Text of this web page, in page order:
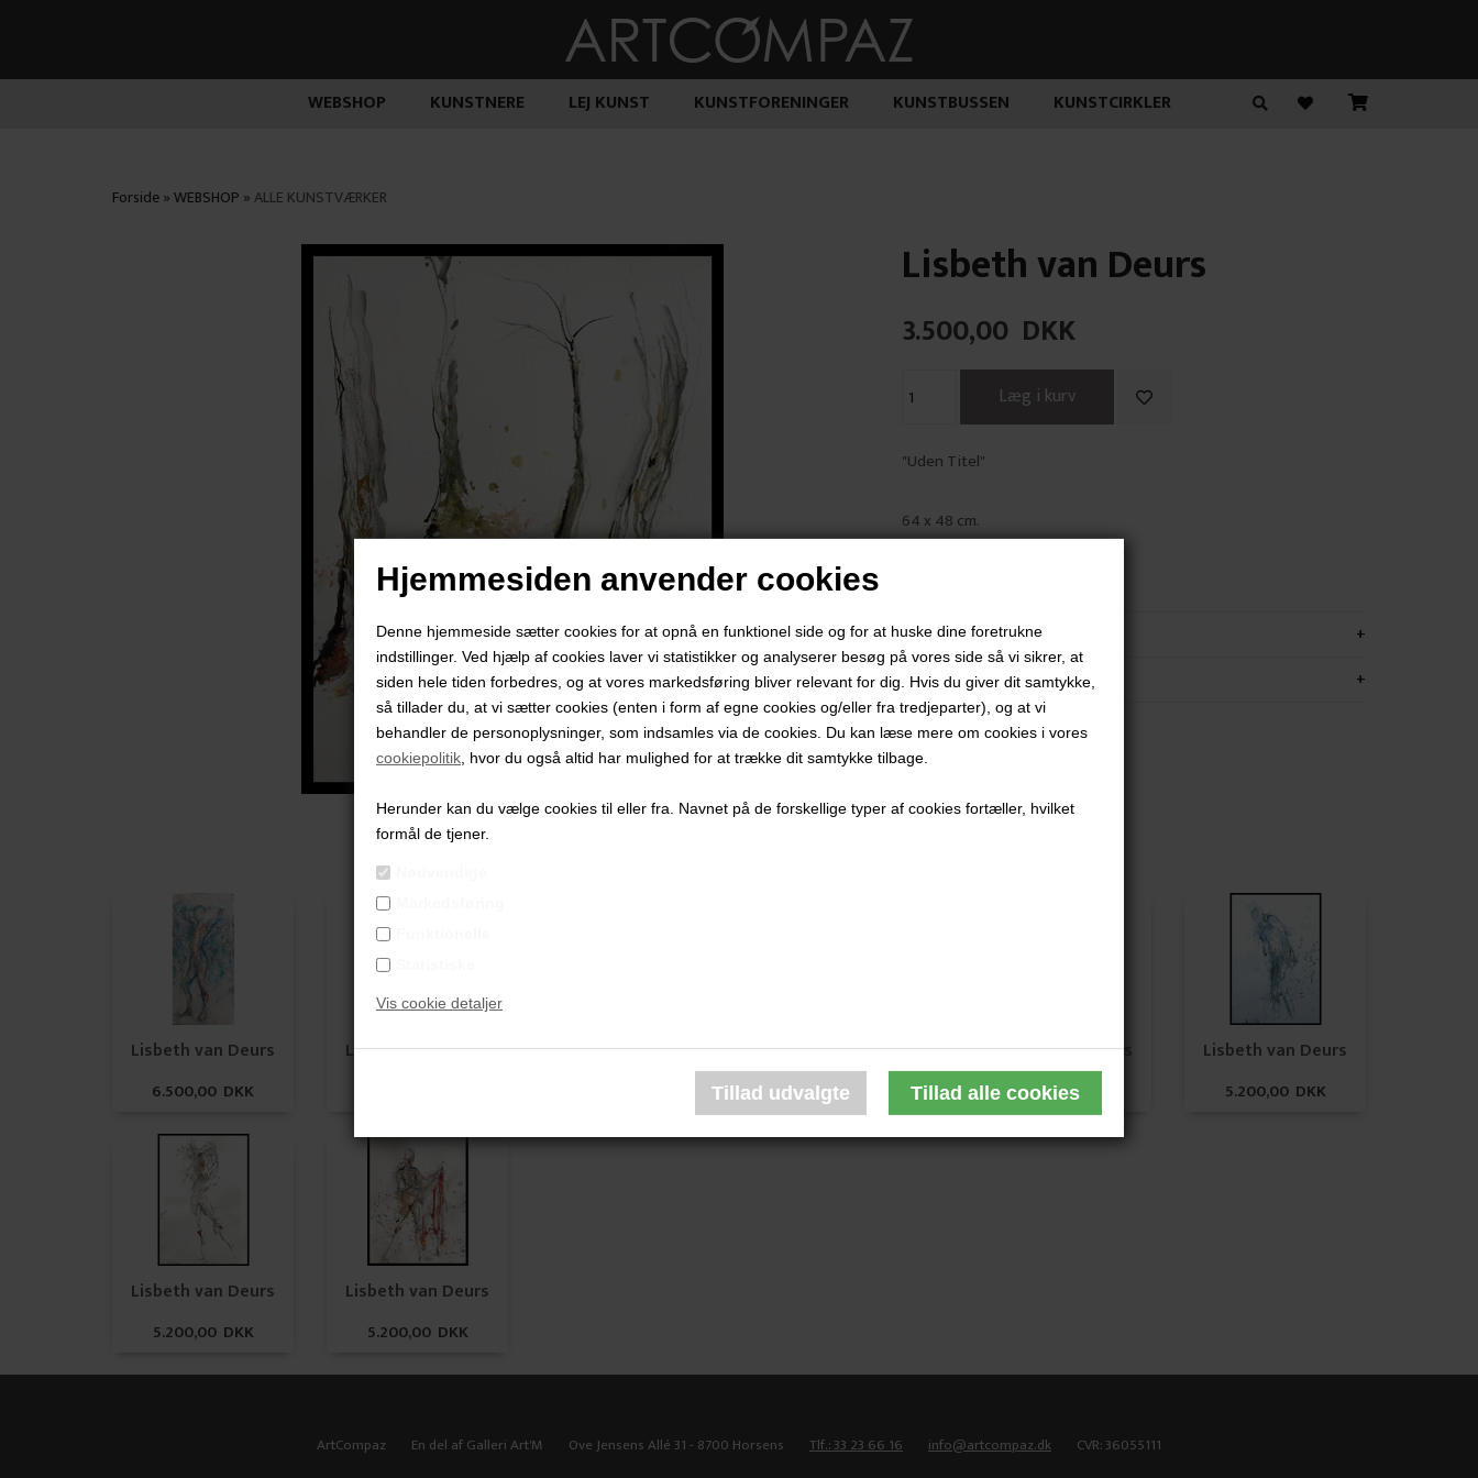
Hjemmesiden anvender cookies
Denne hjemmeside sætter cookies for at opnå en funktionel side og for at huske dine foretrukne
indstillinger. Ved hjælp af cookies laver vi statistikker og analyserer besøg på vores side så vi sikrer, at
siden hele tiden forbedres, og at vores markedsføring bliver relevant for dig. Hvis du giver dit samtykke,
så tillader du, at vi sætter cookies (enten i form af egne cookies og/eller fra tredjeparter), og at vi
behandler de personoplysninger, som indsamles via de cookies. Du kan læse mere om cookies i vores
cookiepolitik , hvor du også altid har mulighed for at trække dit samtykke tilbage.
Herunder kan du vælge cookies til eller fra. Navnet på de forskellige typer af cookies fortæller, hvilket
formål de tjener.
Vis cookie detaljer
WEBSHOP KUNSTNERE LEJ KUNST KUNSTFORENINGER KUNSTBUSSEN KUNSTCIRKLER
Forside»WEBSHOP »ALLE KUNSTVÆRKER
Lisbeth van Deurs
3.500,00DKK
"Uden Titel"
64 x 48 cm.
PRODUKTBESKRIVELSE
PRODUKTINFORMATION
Lisbeth van Deurs
6.500,00 DKK
Lisbeth van Deurs Lisbeth van Deurs Lisbeth van Deurs
10.000,00 DKK
Lisbeth van Deurs
5.200,00 DKK
Lisbeth van Deurs
5.200,00 DKK
Lisbeth van Deurs
5.200,00 DKK
Lisbeth van Deurs
5.200,00 DKK
ArtCompaz En del af Galleri Art'M Ove Jensens Allé 31 - 8700 Horsens Tlf.: 33 23 66 16 info@artcompaz.dk CVR: 36055111